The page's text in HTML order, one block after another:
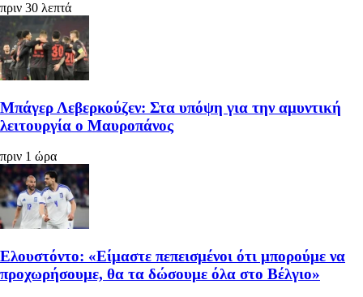
πριν 30 λεπτά
Μπάγερ Λεβερκούζεν: Στα υπόψη για την αμυντική
λειτουργία ο Μαυροπάνος
πριν 1 ώρα
Ελουστόντο: «Είμαστε πεπεισμένοι ότι μπορούμε να
προχωρήσουμε, θα τα δώσουμε όλα στο Βέλγιο»